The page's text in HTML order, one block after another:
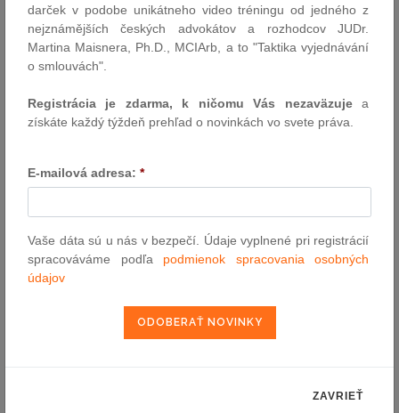
Autor: Highgate Law & Tax
13.5.2026
Určovanie medzinárodnej právomoci súdu a rozhodného práva
Autor: Mgr. Lukáš Juck ( L/R/P advokáti)
Udalosti uplynulého týždňa
Ústavný súd zastavil konanie o zrušenom zákone o Úrade na
ochranu oznamovateľov | Vláda schválila novelu Trestného
zákona meniacu pravidlá pre kajúcnikov | Národná rada schválila
slovenské občianstvo ako podmienku pre obecných policajtov |
darček v podobe unikátneho video tréningu od jedného z
nejznámějších českých advokátov a rozhodcov JUDr.
Martina Maisnera, Ph.D., MCIArb, a to "Taktika vyjednávání
o smlouvách".
Registrácia je zdarma, k ničomu Vás nezaväzujea
získáte každý týždeň prehľad o novinkách vo svete práva.
E-mailová adresa: *
Vaše dáta sú u nás v bezpečí. Údaje vyplnené pri registrácií
spracováváme podľa podmienok spracovania osobných
údajov
ZAVRIEŤ